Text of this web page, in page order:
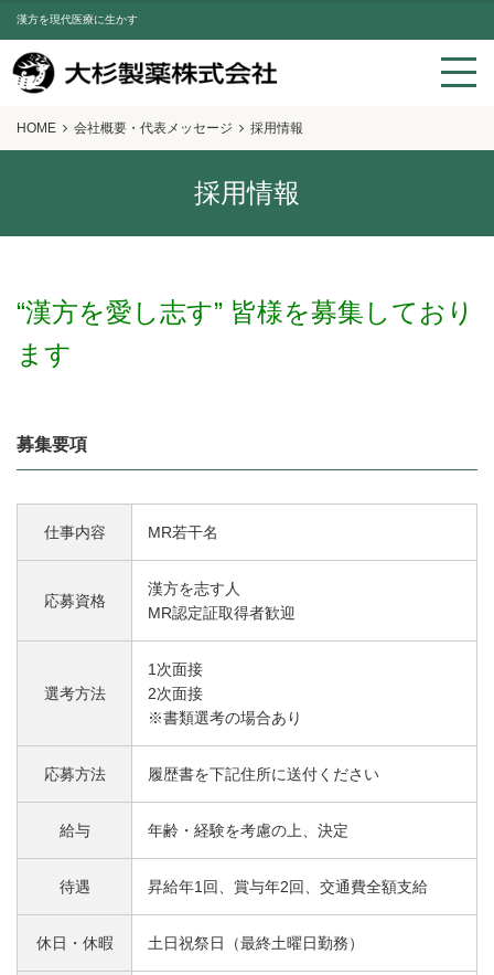
漢方を現代医療に生かす
HOME 会社概要・代表メッセージ 採用情報
採用情報
“漢方を愛し志す” 皆様を募集しており
ます
募集要項
仕事内容 MR若干名
応募資格
漢方を志す人
MR認定証取得者歓迎
選考方法
1次面接
2次面接
※書類選考の場合あり
応募方法 履歴書を下記住所に送付ください
給与 年齢・経験を考慮の上、決定
待遇 昇給年1回、賞与年2回、交通費全額支給
休日・休暇 土日祝祭日（最終土曜日勤務）